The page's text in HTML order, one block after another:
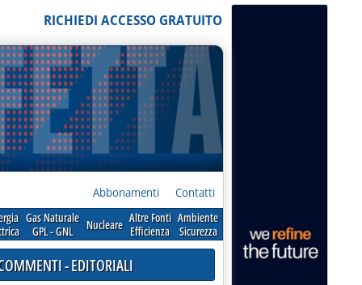
RICHIEDI ACCESSO GRATUITO
Abbonamenti Contatti
Gas Naturale
GPL - GNL
Nucleare Altre Fonti
Efficienza
Ambiente
Sicurezza
- EDITORIALI